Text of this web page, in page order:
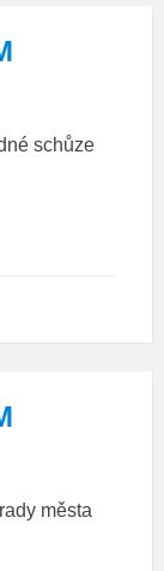
schůze
města